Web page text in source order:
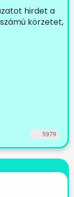
hirdet a
körzetet,
5979